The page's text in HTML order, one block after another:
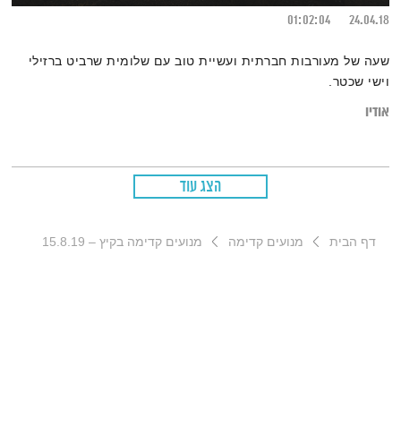
24.04.18
01:02:04
שעה של מעורבות חברתית ועשיית טוב עם שלומית שרביט ברזילי
וישי שכטר.
אודיו
הצג עוד
דף הבית מנועים קדימה מנועים קדימה בקיץ – 15.8.19